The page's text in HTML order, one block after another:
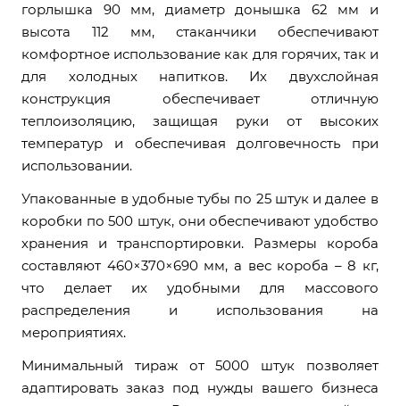
горлышка 90 мм, диаметр донышка 62 мм и
высота 112 мм, стаканчики обеспечивают
комфортное использование как для горячих, так и
для холодных напитков. Их двухслойная
конструкция обеспечивает отличную
теплоизоляцию, защищая руки от высоких
температур и обеспечивая долговечность при
использовании.
Упакованные в удобные тубы по 25 штук и далее в
коробки по 500 штук, они обеспечивают удобство
хранения и транспортировки. Размеры короба
составляют 460×370×690 мм, а вес короба – 8 кг,
что делает их удобными для массового
распределения и использования на
мероприятиях.
Минимальный тираж от 5000 штук позволяет
адаптировать заказ под нужды вашего бизнеса